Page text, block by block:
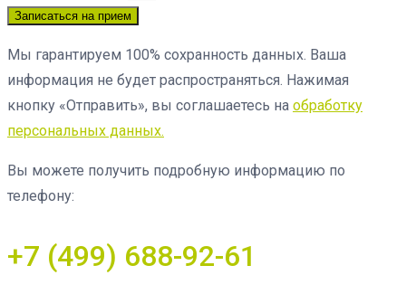
Записаться на прием
Мы гарантируем 100% сохранность данных. Ваша
информация не будет распространяться. Нажимая
кнопку «Отправить», вы соглашаетесь на обработку
персональных данных.
Вы можете получить подробную информацию по
телефону:
+7 (499) 688-92-61